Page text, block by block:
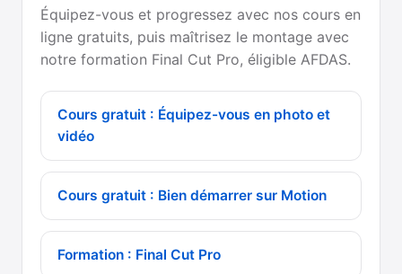
Équipez-vous et progressez avec nos cours en
ligne gratuits, puis maîtrisez le montage avec
notre formation Final Cut Pro, éligible AFDAS.
Cours gratuit : Équipez-vous en photo et
vidéo
Cours gratuit : Bien démarrer sur Motion
Formation : Final Cut Pro